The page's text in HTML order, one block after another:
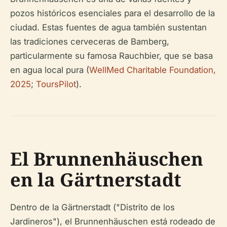
pozos históricos esenciales para el desarrollo de la
ciudad. Estas fuentes de agua también sustentan
las tradiciones cerveceras de Bamberg,
particularmente su famosa Rauchbier, que se basa
en agua local pura (WellMed Charitable Foundation,
2025; ToursPilot).
El Brunnenhäuschen
en la Gärtnerstadt
Dentro de la Gärtnerstadt ("Distrito de los
Jardineros"), el Brunnenhäuschen está rodeado de